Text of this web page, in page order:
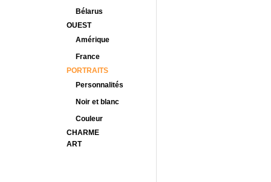
Bélarus
OUEST
Amérique
France
PORTRAITS
Personnalités
Noir et blanc
Couleur
CHARME
ART